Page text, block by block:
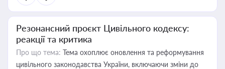
Резонансний проєкт Цивільного кодексу:
реакції та критика
Про що тема: Тема охоплює оновлення та реформування
цивільного законодавства України, включаючи зміни до